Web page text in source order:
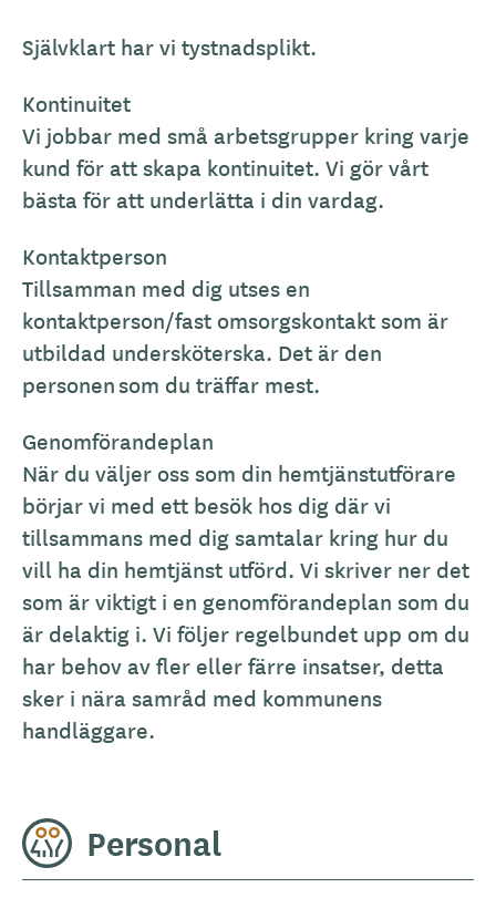
Självklart har vi tystnadsplikt.
Kontinuitet
Vi jobbar med små arbetsgrupper kring varje
kund för att skapa kontinuitet. Vi gör vårt
bästa för att underlätta i din vardag.
Kontaktperson
Tillsamman med dig utses en
kontaktperson/fast omsorgskontakt som är
utbildad undersköterska. Det är den
personen som du träffar mest.
Genomförandeplan
När du väljer oss som din hemtjänstutförare
börjar vi med ett besök hos dig där vi
tillsammans med dig samtalar kring hur du
vill ha din hemtjänst utförd. Vi skriver ner det
som är viktigt i en genomförandeplan som du
är delaktig i. Vi följer regelbundet upp om du
har behov av fler eller färre insatser, detta
sker i nära samråd med kommunens
handläggare.
Personal